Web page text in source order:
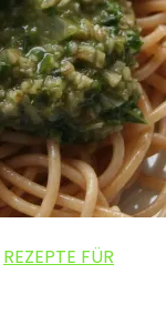
REZEPTE FÜR